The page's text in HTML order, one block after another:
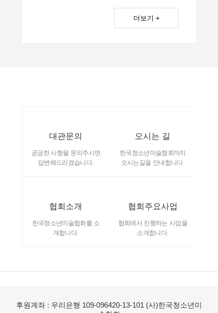
더보기 +
대관문의
궁금한 사항을 문의주시면
답변해드리겠습니다.
오시는 길
한국청소년미술협회까지
오시는길을 안내합니다.
협회소개
한국청소년미술협회를 소
개합니다.
협회주요사업
협회에서 진행하는 사업을
소개합니다.
후원계좌 : 우리은행 109-096420-13-101 (사)한국청소년미